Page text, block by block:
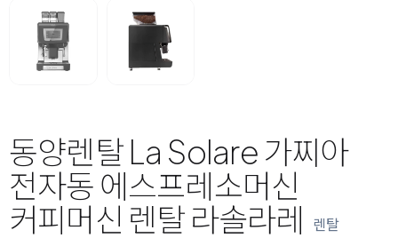
동양렌탈 La Solare 가찌아
전자동 에스프레소머신
커피머신 렌탈 라솔라레
렌탈